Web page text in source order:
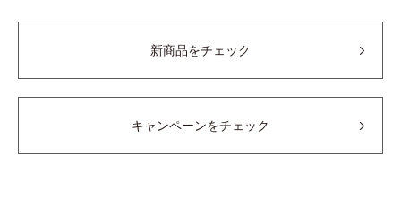
新商品をチェック
キャンペーンをチェック